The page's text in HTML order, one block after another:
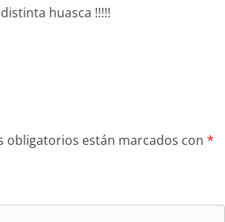
huasca !!!!!
obligatorios están marcados con *